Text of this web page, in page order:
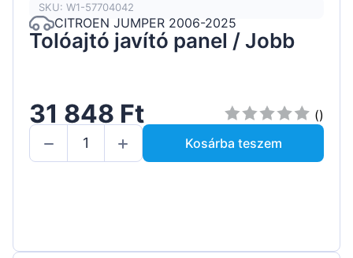
SKU: W1-57704042
CITROEN JUMPER 2006-2025
Tolóajtó javító panel / Jobb
31 848 Ft
()
Kosárba teszem